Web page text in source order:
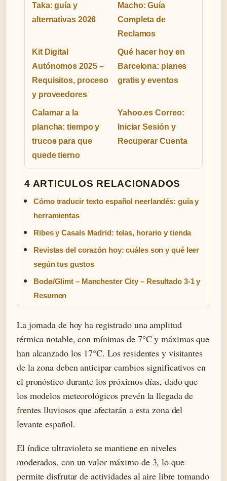
Taka: guía y
alternativas 2026
Macho: Guía
Completa de
Reclamos
Kit Digital
Autónomos 2025 –
Requisitos, proceso
y proveedores
Qué hacer hoy en
Barcelona: planes
gratis y eventos
Calamar a la
plancha: tiempo y
trucos para que
quede tierno
Yahoo.es Correo:
Iniciar Sesión y
Recuperar Cuenta
4 ARTICULOS RELACIONADOS
Cómo traducir texto español neerlandés: guía y
herramientas
Ribes y Casals Madrid: telas, horario y tienda
Revistas del corazón hoy: cuáles son y qué leer
según tus gustos
Bodø/Glimt – Manchester City – Resultado 3-1 y
Resumen
La jornada de hoy ha registrado una amplitud
térmica notable, con mínimas de 7°C y máximas que
han alcanzado los 17°C. Los residentes y visitantes
de la zona deben anticipar cambios significativos en
el pronóstico durante los próximos días, dado que
los modelos meteorológicos prevén la llegada de
frentes lluviosos que afectarán a esta zona del
levante español.
El índice ultravioleta se mantiene en niveles
moderados, con un valor máximo de 3, lo que
permite disfrutar de actividades al aire libre tomando